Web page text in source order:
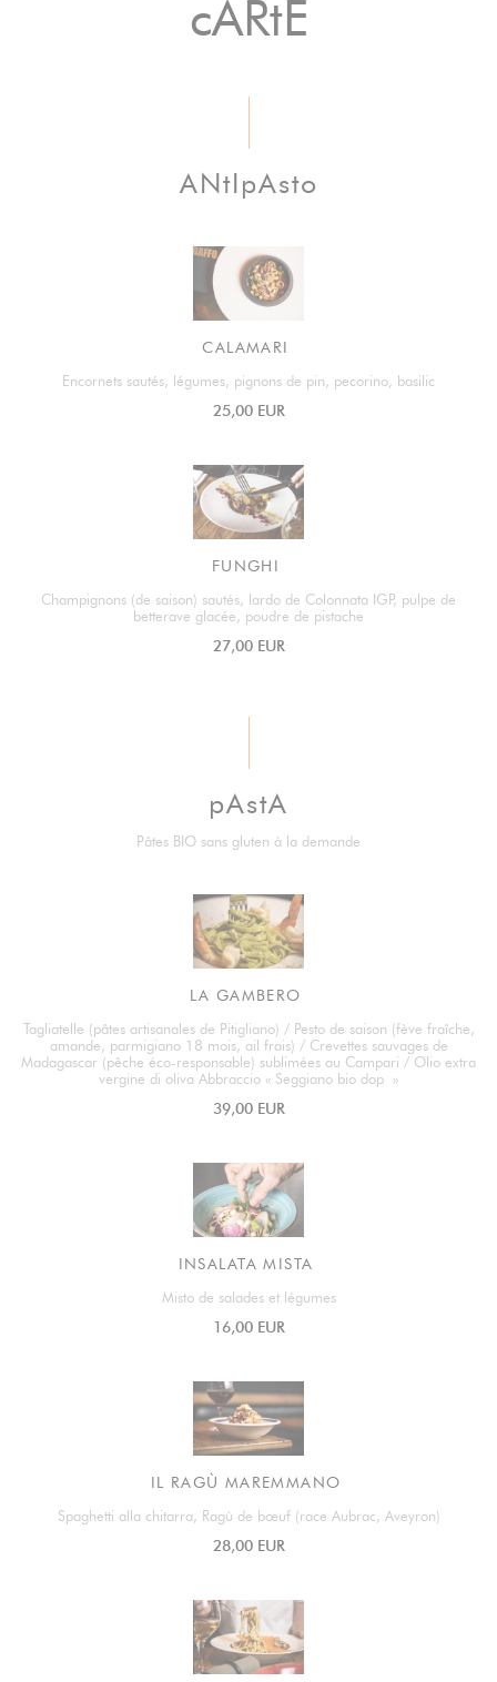
cARtE
ANtIpAsto
CALAMARI
Encornets sautés, légumes, pignons de pin, pecorino, basilic
25,00 EUR
FUNGHI
Champignons (de saison) sautés, lardo de Colonnata IGP, pulpe de
betterave glacée, poudre de pistache
27,00 EUR
pAstA
Pâtes BIO sans gluten à la demande
LA GAMBERO
Tagliatelle (pâtes artisanales de Pitigliano) / Pesto de saison (fève fraîche,
amande, parmigiano 18 mois, ail frais) / Crevettes sauvages de
Madagascar (pêche éco-responsable) sublimées au Campari / Olio extra
vergine di oliva Abbraccio « Seggiano bio dop »
39,00 EUR
INSALATA MISTA
Misto de salades et légumes
16,00 EUR
IL RAGÙ MAREMMANO
Spaghetti alla chitarra, Ragù de bœuf (race Aubrac, Aveyron)
28,00 EUR